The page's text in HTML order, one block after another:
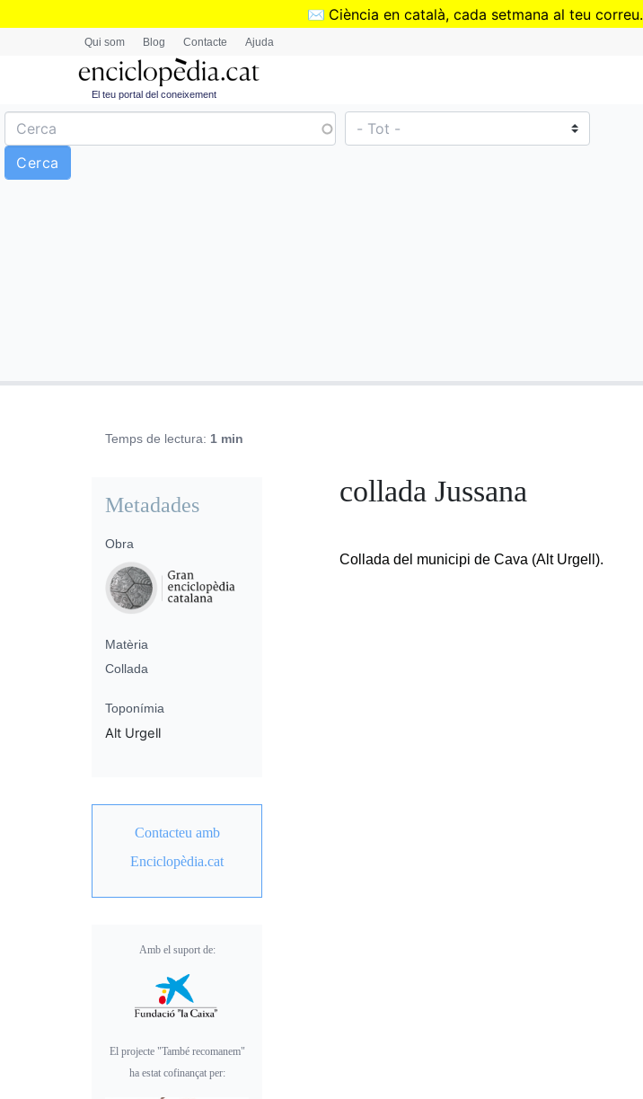
Vés
✉️ Ciència en català, cada setmana al teu correu.
Qui som Blog Contacte Ajuda
El teu portal del coneixement
Temps de lectura: 1 min
collada Jussana
Collada del municipi de Cava (Alt Urgell).
Metadades
Obra
Matèria
Collada
Toponímia
Alt Urgell
Contacteu amb
Enciclopèdia.cat
Amb el suport de:
El projecte "També recomanem"
ha estat cofinançat per: